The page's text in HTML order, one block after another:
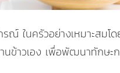
รณ์ ในครัวอย่างเหมาะสม
ข้าวเอง เพื่อพัฒนาทักษะ